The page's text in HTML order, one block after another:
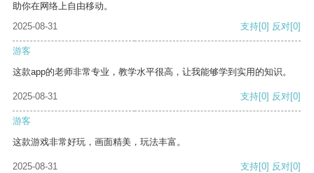
助你在网络上自由移动。
2025-08-31
支持[0] 反对[0]
游客
这款app的老师非常专业，教学水平很高，让我能够学到实用的知识。
2025-08-31 支持[0] 反对[0]
游客
这款游戏非常好玩，画面精美，玩法丰富。
2025-08-31 支持[0] 反对[0]